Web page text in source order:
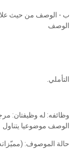
ب - الوصف من حيث
الوصف
التأملي.
وظائفه: له وظيفتان:
الوصف موضوعيا يتناول
حالة الموصوف: